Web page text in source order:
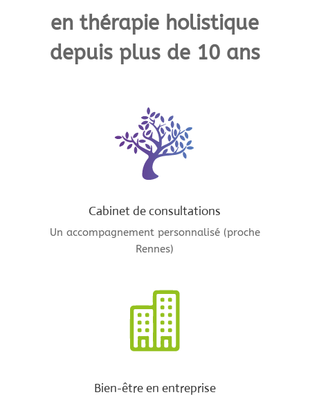
en thérapie holistique
depuis plus de 10 ans
Cabinet de consultations
Un accompagnement personnalisé (proche
Rennes)
Bien-être en entreprise